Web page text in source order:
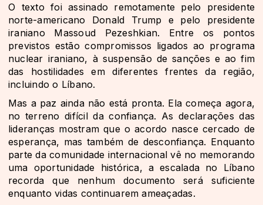
O texto foi assinado remotamente pelo presidente
norte-americano Donald Trump e pelo presidente
iraniano Massoud Pezeshkian. Entre os pontos
previstos estão compromissos ligados ao programa
nuclear iraniano, à suspensão de sanções e ao fim
das hostilidades em diferentes frentes da região,
incluindo o Líbano.
Mas a paz ainda não está pronta. Ela começa agora,
no terreno difícil da confiança. As declarações das
lideranças mostram que o acordo nasce cercado de
esperança, mas também de desconfiança. Enquanto
parte da comunidade internacional vê no memorando
uma oportunidade histórica, a escalada no Líbano
recorda que nenhum documento será suficiente
enquanto vidas continuarem ameaçadas.